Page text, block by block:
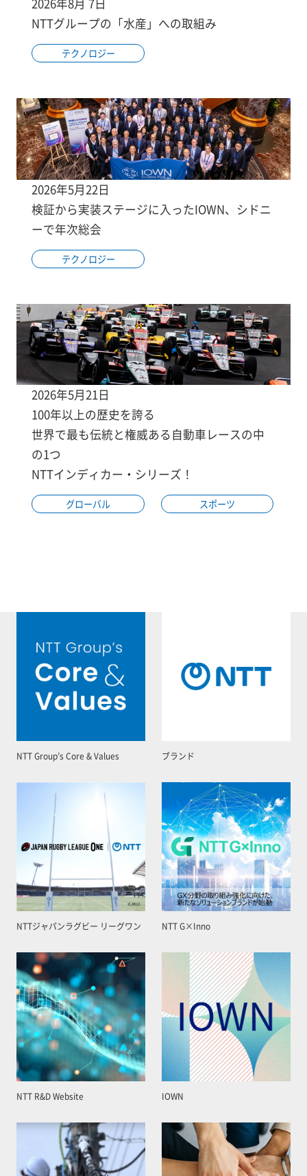
2026年8月 7日
NTTグループの「水産」への取組み
テクノロジー
2026年5月22日
検証から実装ステージに入ったIOWN、シドニ
ーで年次総会
テクノロジー
2026年5月21日
100年以上の歴史を誇る
世界で最も伝統と権威ある自動車レースの中
の1つ
NTTインディカー・シリーズ！
グローバル スポーツ
NTT Group’s Core & Values ブランド
NTTジャパンラグビー リーグワン NTT G×Inno
NTT R&D Website IOWN